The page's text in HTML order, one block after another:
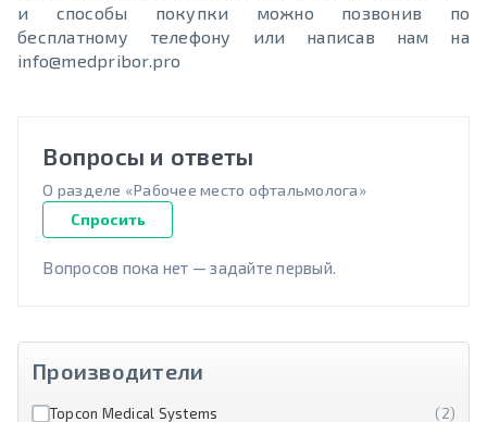
и способы покупки можно позвонив по
бесплатному телефону или написав нам на
info@medpribor.pro
Производители
Topcon Medical Systems (2)
Вопросы и ответы
О разделе «Рабочее место офтальмолога»
Спросить
Вопросов пока нет — задайте первый.